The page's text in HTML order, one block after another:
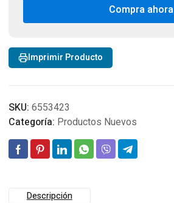
Geo
cantidad
Compra ahora
Imprimir Producto
SKU: 6553423
Categoría: Productos Nuevos
Descripción